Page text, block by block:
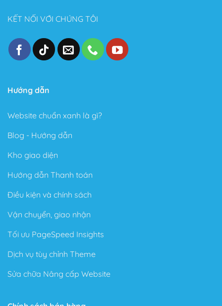
KẾT NỐI VỚI CHÚNG TÔI
Hướng dẫn
Website chuẩn xanh là gì?
Blog - Hướng dẫn
Kho giao diện
Hướng dẫn Thanh toán
Điều kiện và chính sách
Vận chuyển, giao nhận
Tối ưu PageSpeed Insights
Dịch vụ tùy chỉnh Theme
Sửa chữa Nâng cấp Website